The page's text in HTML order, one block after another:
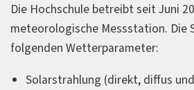
Die Hochschule betreibt seit Juni
meteorologische Messstation. Die
folgenden Wetterparameter:
Solarstrahlung (direkt, diffus